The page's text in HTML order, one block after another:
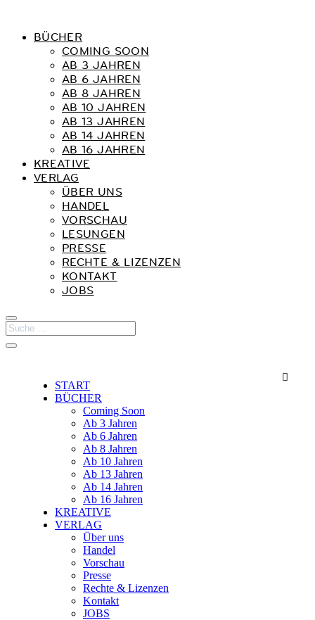
BÜCHER
COMING SOON
AB 3 JAHREN
AB 6 JAHREN
AB 8 JAHREN
AB 10 JAHREN
AB 13 JAHREN
AB 14 JAHREN
AB 16 JAHREN
KREATIVE
VERLAG
ÜBER UNS
HANDEL
VORSCHAU
LESUNGEN
PRESSE
RECHTE & LIZENZEN
KONTAKT
JOBS

START
BÜCHER
Coming Soon
Ab 3 Jahren
Ab 6 Jahren
Ab 8 Jahren
Ab 10 Jahren
Ab 13 Jahren
Ab 14 Jahren
Ab 16 Jahren
KREATIVE
VERLAG
Über uns
Handel
Vorschau
Presse
Rechte & Lizenzen
Kontakt
JOBS